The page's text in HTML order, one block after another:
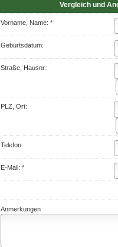
Vergleich und
Vorname, Name: *
Geburts­datum:
Straße, Hausnr.:
PLZ, Ort:
Telefon:
E-Mail: *
Anmerkungen